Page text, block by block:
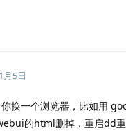
月5日
换一个浏览器，比如用
的html删掉，重启dd